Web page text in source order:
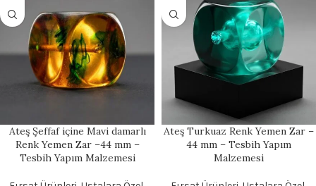
Ateş Şeffaf içine Mavi damarlı
Renk Yemen Zar –44 mm –
Tesbih Yapım Malzemesi
Ateş Turkuaz Renk Yemen Zar –
44 mm – Tesbih Yapım
Malzemesi